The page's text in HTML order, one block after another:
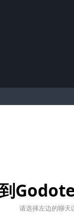
请选择左边的聊天